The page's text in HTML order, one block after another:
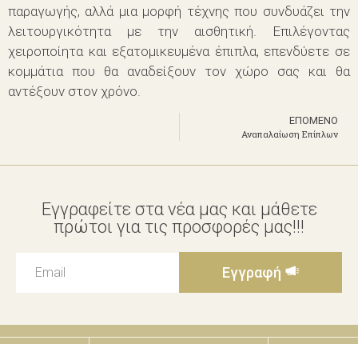
παραγωγής, αλλά μια μορφή τέχνης που συνδυάζει την
λειτουργικότητα με την αισθητική. Επιλέγοντας
χειροποίητα και εξατομικευμένα έπιπλα, επενδύετε σε
κομμάτια που θα αναδείξουν τον χώρο σας και θα
αντέξουν στον χρόνο.
ΕΠΌΜΕΝΟ
Αναπαλαίωση Επίπλων
Εγγραφείτε στα νέα μας και μάθετε
πρώτοι για τις προσφορές μας!!!
Εγγραφή